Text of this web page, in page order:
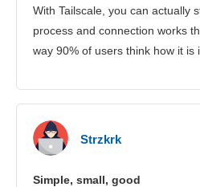
With Tailscale, you can actually
process and connection works
way 90% of users think how it is
Strzkrk
Simple, small, good